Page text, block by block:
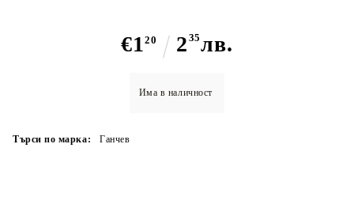
€120 2 35лв.
Има в наличност
Търси по марка: Ганчев